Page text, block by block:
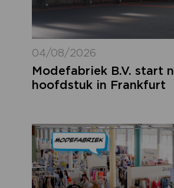
04/08/2026
Modefabriek B.V. start
hoofdstuk in Frankfurt